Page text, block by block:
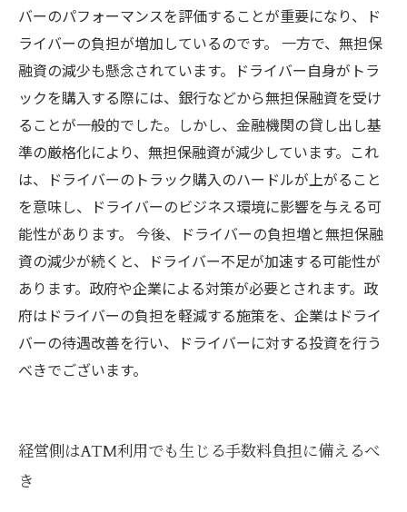
バーのパフォーマンスを評価することが重要になり、ド
ライバーの負担が増加しているのです。 一方で、無担保
融資の減少も懸念されています。ドライバー自身がトラ
ックを購入する際には、銀行などから無担保融資を受け
ることが一般的でした。しかし、金融機関の貸し出し基
準の厳格化により、無担保融資が減少しています。これ
は、ドライバーのトラック購入のハードルが上がること
を意味し、ドライバーのビジネス環境に影響を与える可
能性があります。 今後、ドライバーの負担増と無担保融
資の減少が続くと、ドライバー不足が加速する可能性が
あります。政府や企業による対策が必要とされます。政
府はドライバーの負担を軽減する施策を、企業はドライ
バーの待遇改善を行い、ドライバーに対する投資を行う
べきでございます。
経営側はATM利用でも生じる手数料負担に備えるべ
き